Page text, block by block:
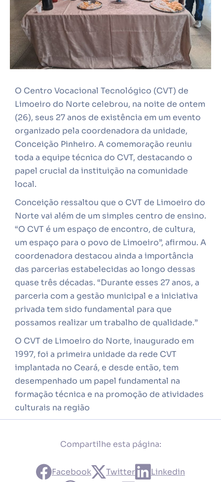
O Centro Vocacional Tecnológico (CVT) de
Limoeiro do Norte celebrou, na noite de ontem
(26), seus 27 anos de existência em um evento
organizado pela coordenadora da unidade,
Conceição Pinheiro. A comemoração reuniu
toda a equipe técnica do CVT, destacando o
papel crucial da instituição na comunidade
local.
Conceição ressaltou que o CVT de Limoeiro do
Norte vai além de um simples centro de ensino.
“O CVT é um espaço de encontro, de cultura,
um espaço para o povo de Limoeiro”, afirmou. A
coordenadora destacou ainda a importância
das parcerias estabelecidas ao longo dessas
quase três décadas. “Durante esses 27 anos, a
parceria com a gestão municipal e a iniciativa
privada tem sido fundamental para que
possamos realizar um trabalho de qualidade.”
O CVT de Limoeiro do Norte, inaugurado em
1997, foi a primeira unidade da rede CVT
implantada no Ceará, e desde então, tem
desempenhado um papel fundamental na
formação técnica e na promoção de atividades
culturais na região
Compartilhe esta página:
Facebook Twitter
Linkedin